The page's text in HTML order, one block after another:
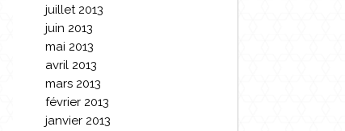
juillet 2013
juin 2013
mai 2013
avril 2013
mars 2013
février 2013
janvier 2013